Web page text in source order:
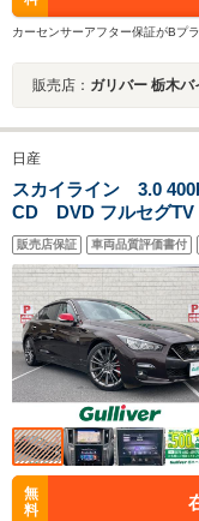
カーセンサーアフター保証がBプ
販売店： ガリバー 栃木バ
日産
スカイライン 3.0
CD DVD フルセグTV
クルーズコントロール
ヒーターETC2.0 パド
販売店保証 車両品質評価書付
無
料